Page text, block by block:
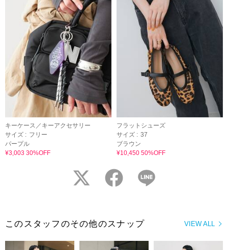
キーケース／キーアクセサリー
サイズ : フリー
パープル
¥3,003 30%OFF
フラットシューズ
サイズ : 37
ブラウン
¥10,450 50%OFF
twitter facebook
VIEW ALL
このスタッフのその他のスナップ